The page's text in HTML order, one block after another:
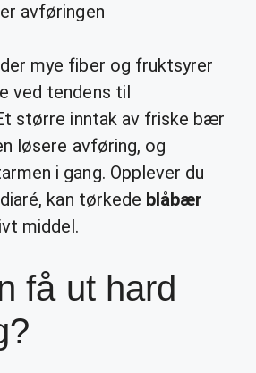
avføringen
mye fiber og fruktsyrer
ved tendens til
større inntak av friske bær
løsere avføring, og
i gang. Opplever du
kan tørkede blåbær
middel.
få ut hard